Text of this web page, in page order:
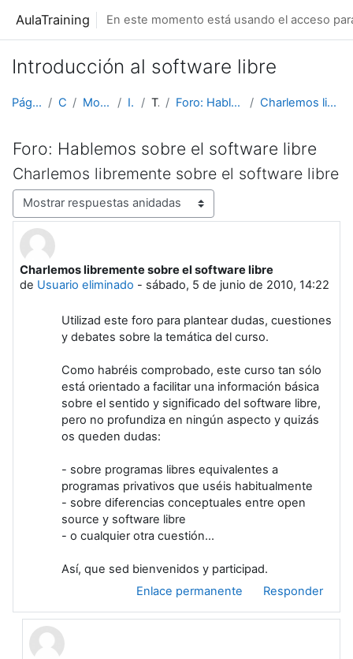
AulaTraining En este momento está usando el acceso
Introducción al software libre
Página Principal Cursos Morfeo Formación IntroSL Tema 1 Foro: Hablemos sobre el software libre Charlemos libremente sobre el software libre
Foro: Hablemos sobre el software libre
Charlemos libremente sobre el software libre
Mostrar modo
Charlemos libremente sobre el software libre
de Usuario eliminado - sábado, 5 de junio de 2010, 14:22
Número de respuestas: 2
Utilizad este foro para plantear dudas, cuestiones
y debates sobre la temática del curso.
Como habréis comprobado, este curso tan sólo
está orientado a facilitar una información básica
sobre el sentido y significado del software libre,
pero no profundiza en ningún aspecto y quizás
os queden dudas:
- sobre programas libres equivalentes a
programas privativos que uséis habitualmente
- sobre diferencias conceptuales entre open
source y software libre
- o cualquier otra cuestión...
Así, que sed bienvenidos y participad.
Enlace permanente
Responder